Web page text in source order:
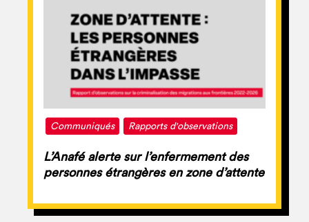
Communiqués Rapports d'observations
L’Anafé alerte sur l’enfermement des
personnes étrangères en zone d’attente